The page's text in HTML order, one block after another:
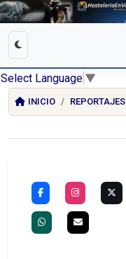
Select Language ▼
INICIO REPORTAJES